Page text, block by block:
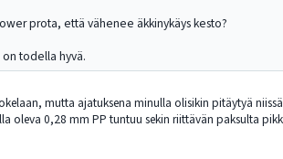
prota, että vähenee äkkinykäys kesto?
on todella hyvä.
mutta ajatuksena minulla olisikin pitäytyä
oleva 0,28 mm PP tuntuu sekin riittävän paksulta